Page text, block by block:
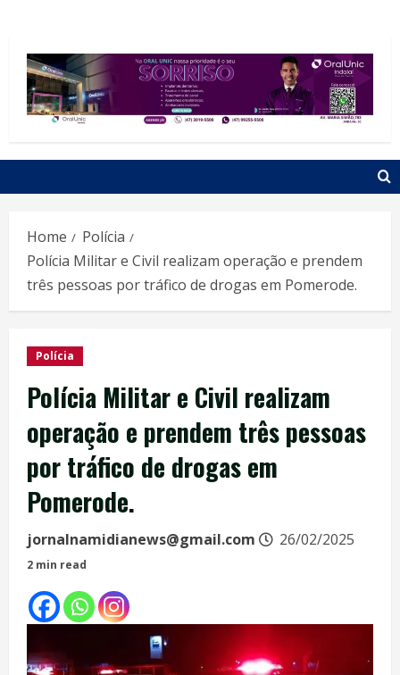
Home
Polícia
Polícia Militar e Civil realizam operação e prendem
três pessoas por tráfico de drogas em Pomerode.
Polícia
Polícia Militar e Civil realizam
operação e prendem três pessoas
por tráfico de drogas em
Pomerode.
jornalnamidianews@gmail.com 26/02/2025
2 min read